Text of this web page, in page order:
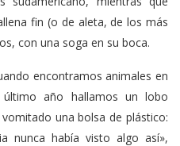
fin (o de aleta, de los más
con una soga en su boca.
encontramos animales en
último año hallamos un lobo
una bolsa de plástico:
nunca había visto algo así»,